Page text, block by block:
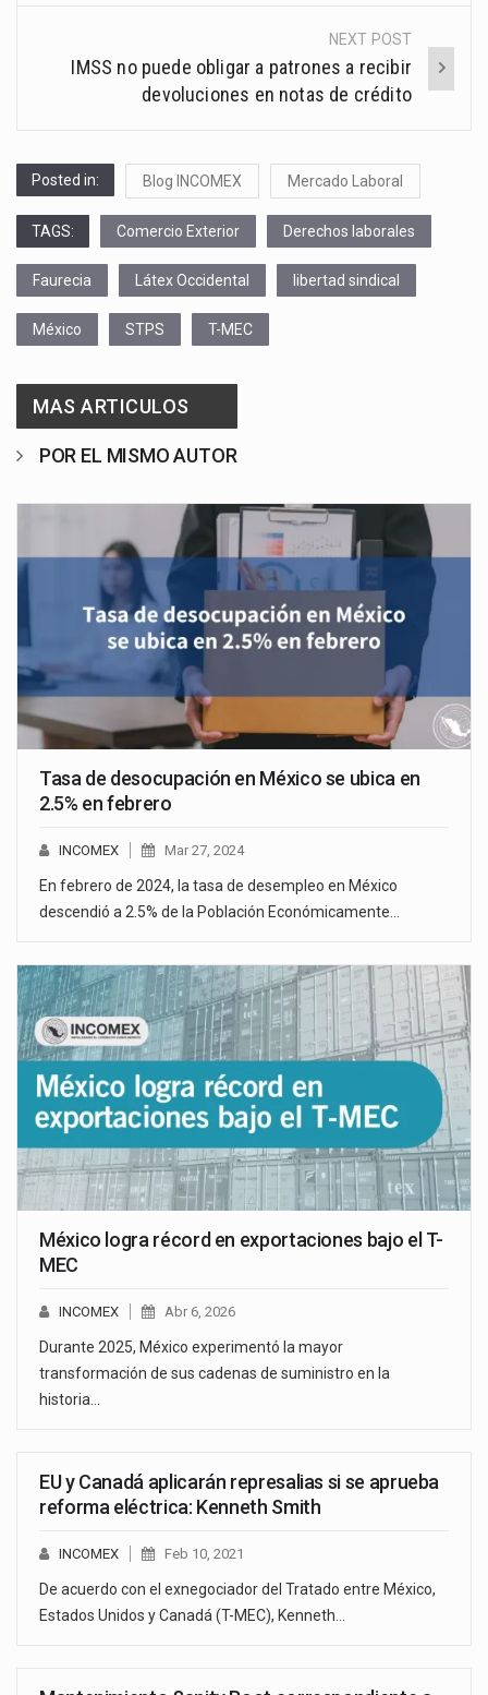
NEXT POST
IMSS no puede obligar a patrones a recibir
devoluciones en notas de crédito
Posted in: Blog INCOMEX Mercado Laboral
TAGS: Comercio Exterior Derechos laborales
Faurecia Látex Occidental libertad sindical
México STPS T-MEC
MAS ARTICULOS
POR EL MISMO AUTOR
Tasa de desocupación en México se ubica en
2.5% en febrero
INCOMEX Mar 27, 2024
En febrero de 2024, la tasa de desempleo en México
descendió a 2.5% de la Población Económicamente…
México logra récord en exportaciones bajo el T-
MEC
INCOMEX Abr 6, 2026
Durante 2025, México experimentó la mayor
transformación de sus cadenas de suministro en la
historia…
EU y Canadá aplicarán represalias si se aprueba
reforma eléctrica: Kenneth Smith
INCOMEX Feb 10, 2021
De acuerdo con el exnegociador del Tratado entre México,
Estados Unidos y Canadá (T-MEC), Kenneth…